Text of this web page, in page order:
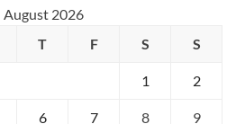
August 2026
T F S S
1 2
6 7 8 9